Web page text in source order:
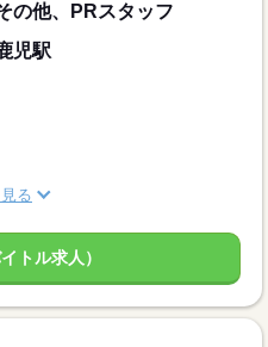
の他、PRスタッフ
児駅
る
トル求人）